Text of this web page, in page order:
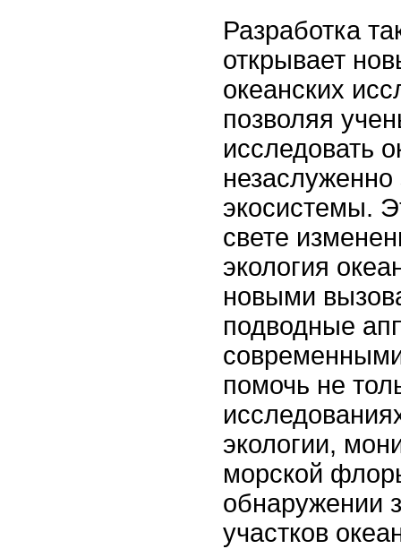
Разработка
открывает
океанских
позволяя
исследовать
экосистемы.
свете
экология
новыми
подводные
помочь не
экологии,
морской
обнаружении
участков